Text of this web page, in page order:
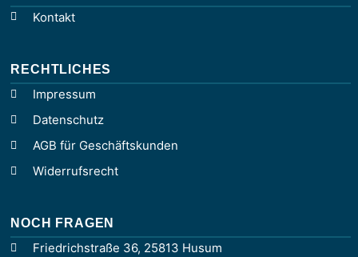
Kontakt
RECHTLICHES
Impressum
Datenschutz
AGB für Geschäftskunden
Widerrufsrecht
NOCH FRAGEN
Friedrichstraße 36, 25813 Husum